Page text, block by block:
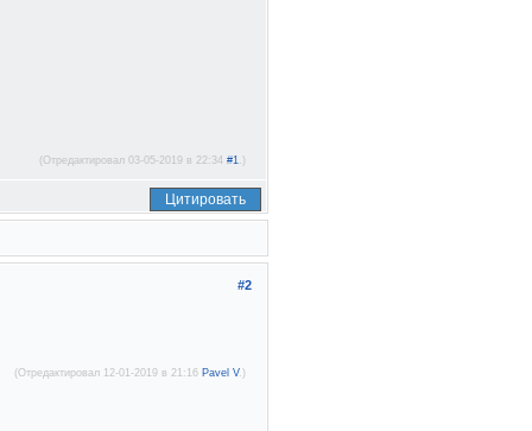
(Отредактировал 03-05-2019 в 22:34 #1 .)
Цитировать
#2
(Отредактировал 12-01-2019 в 21:16 Pavel V.)